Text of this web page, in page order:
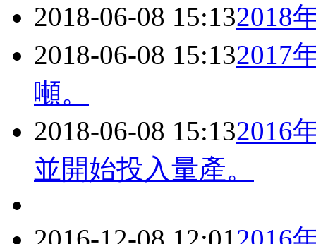
2018-06-08 15:132018
2018-06-08 15:132017
噸。
2018-06-08 15:132016
並開始投入量產。